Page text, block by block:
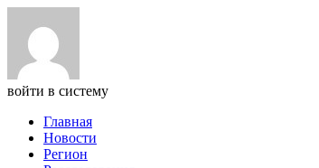
войти в систему
Главная
Новости
Регион